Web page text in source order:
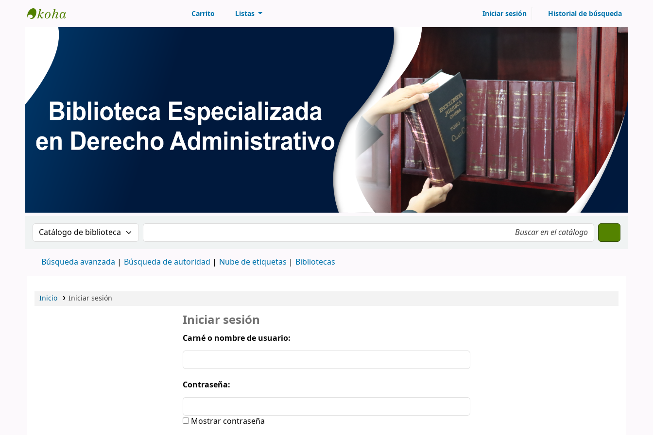
BIBLIOTECA ESPECIALIZADA DE LA PROCURADURÍA DE LA ADMINISTRACIÓN
Carrito Listas Iniciar sesión Historial de búsqueda
Buscar en el catálogo por:Buscar en el catálogo
Búsqueda avanzada Búsqueda de autoridad Nube de etiquetas Bibliotecas
Inicio Iniciar sesión
Iniciar sesión
Carné o nombre de usuario:
Contraseña:
Mostrar contraseña